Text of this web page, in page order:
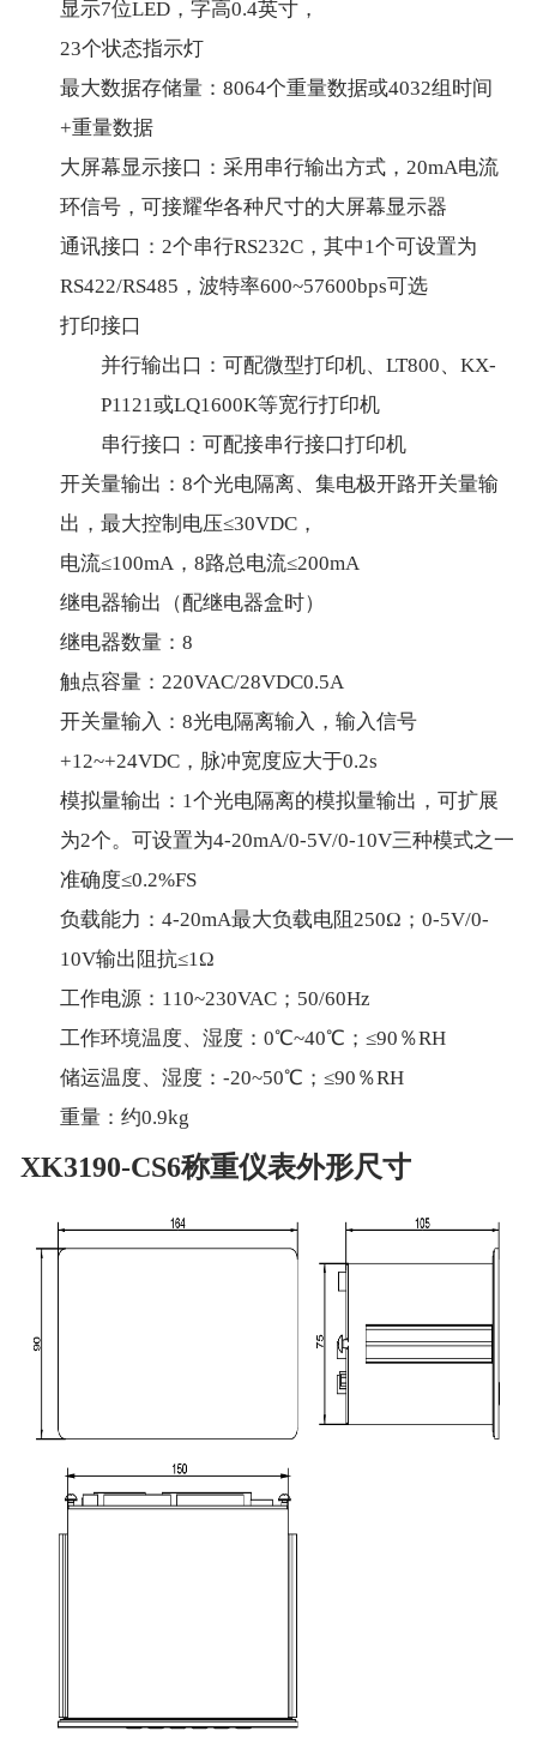
显示7位LED，字高0.4英寸，
23个状态指示灯
最大数据存储量：8064个重量数据或4032组时间
+重量数据
大屏幕显示接口：采用串行输出方式，20mA电流
环信号，可接耀华各种尺寸的大屏幕显示器
通讯接口：2个串行RS232C，其中1个可设置为
RS422/RS485，波特率600~57600bps可选
打印接口
并行输出口：可配微型打印机、LT800、KX-
P1121或LQ1600K等宽行打印机
串行接口：可配接串行接口打印机
开关量输出：8个光电隔离、集电极开路开关量输
出，最大控制电压≤30VDC，
电流≤100mA，8路总电流≤200mA
继电器输出（配继电器盒时）
继电器数量：8
触点容量：220VAC/28VDC0.5A
开关量输入：8光电隔离输入，输入信号
+12~+24VDC，脉冲宽度应大于0.2s
模拟量输出：1个光电隔离的模拟量输出，可扩展
为2个。可设置为4-20mA/0-5V/0-10V三种模式之一
准确度≤0.2%FS
负载能力：4-20mA最大负载电阻250Ω；0-5V/0-
10V输出阻抗≤1Ω
工作电源：110~230VAC；50/60Hz
工作环境温度、湿度：0℃~40℃；≤90％RH
储运温度、湿度：-20~50℃；≤90％RH
重量：约0.9kg
XK3190-CS6称重仪表外形尺寸